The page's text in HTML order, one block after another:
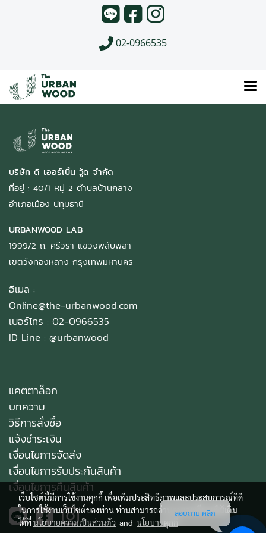
02-0966535
บริษัท ดิ เออร์เบิ้น วู้ด จำกัด
ที่อยู่ : 40/1 หมู่ 2 ตำบลบ้านกลาง
อำเภอเมือง ปทุมธานี
URBANWOOD LAB
1999/2 ถ. ศรีวรา แขวงพลับพลา
เขตวังทองหลาง กรุงเทพมหานคร
อีเมล :
Online@the-urbanwood.com
เบอร์โทร : 02-0966535
ID Line : @urbanwood
แคตตาล็อก
บทความ
วิธีการสั่งซื้อ
แจ้งชำระเงิน
เงื่อนไขการจัดส่ง
เงื่อนไขการรับประกันสินค้า
เงื่อนไขการคืนสินค้า
เว็บไซต์นี้มีการใช้งานคุกกี้ เพื่อเพิ่มประสิทธิภาพและประสบการณ์ที่ดี
ในการใช้งานเว็บไซต์ของท่าน ท่านสามารถอ่านรายละเอียดเพิ่มเติม
ได้ที่นโยบายความเป็นส่วนตัว and นโยบายคุกกี้
สอบถาม คลิก